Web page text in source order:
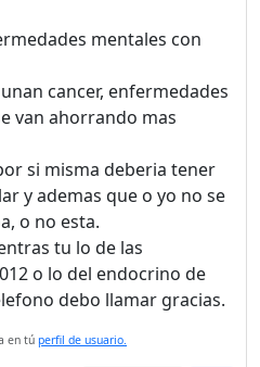
mentales con
cancer, enfermedades
van ahorrando mas
si misma deberia tener
y ademas que o yo no se
o no esta.
tu lo de las
o lo del endocrino de
debo llamar gracias.
en tú perfil de usuario.